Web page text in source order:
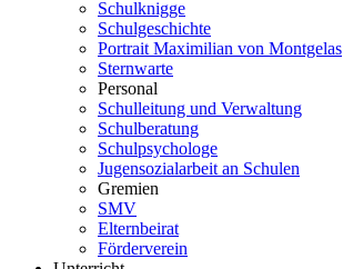
Schulknigge
Schulgeschichte
Portrait Maximilian von Montgelas
Sternwarte
Personal
Schulleitung und Verwaltung
Schulberatung
Schulpsychologe
Jugensozialarbeit an Schulen
Gremien
SMV
Elternbeirat
Förderverein